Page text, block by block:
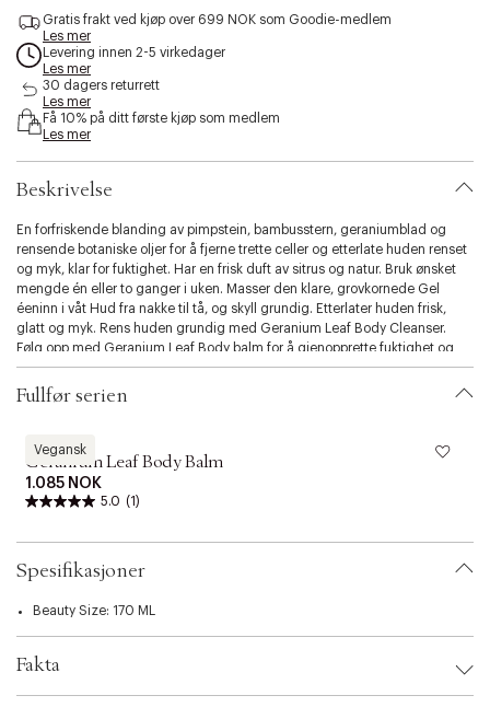
c
s
b
i
t
.
v
a
r
i
a
t
i
o
i
n
Gratis frakt ved kjøp over 699 NOK som Goodie-medlem
Les mer
Levering innen 2-5 virkedager
Les mer
30 dagers returrett
Les mer
Få 10% på ditt første kjøp som medlem
Les mer
Beskrivelse
En forfriskende blanding av pimpstein, bambusstern, geraniumblad og
rensende botaniske oljer for å fjerne trette celler og etterlate huden renset
og myk, klar for fuktighet. Har en frisk duft av sitrus og natur. Bruk ønsket
mengde én eller to ganger i uken. Masser den klare, grovkornede Gel
éeninn i våt Hud fra nakke til tå, og skyll grundig. Etterlater huden frisk,
glatt og myk. Rens huden grundig med Geranium Leaf Body Cleanser.
Følg opp med Geranium Leaf Body balm for å gjenopprette fuktighet og
mykgjøre huden. Bland Geranium Leaf Body balm med Geranium Leaf
Hydrating Body Treatment så ofte du ønsker for å øke fuktigheten og
skjemme bort sansene dine. Geranium Leaf Body Cleanser og Geranium
Fullfør serien
Vegansk
Aesop
Geranium Leaf Body Balm
1.085 NOK
5.0 (1)
Spesifikasjoner
Beauty Size: 170 ML
Fakta